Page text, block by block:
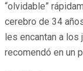
“olvidable”
cerebro de 34
les encantan a
recomendó en un